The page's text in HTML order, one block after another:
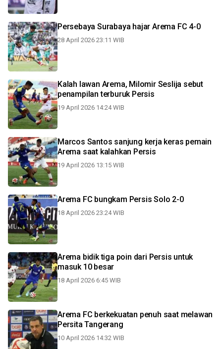
Persebaya Surabaya hajar Arema FC 4-0
28 April 2026 23:11 WIB
Kalah lawan Arema, Milomir Seslija sebut
penampilan terburuk Persis
19 April 2026 14:24 WIB
Marcos Santos sanjung kerja keras pemain
Arema saat kalahkan Persis
19 April 2026 13:15 WIB
Arema FC bungkam Persis Solo 2-0
18 April 2026 23:24 WIB
Arema bidik tiga poin dari Persis untuk
masuk 10 besar
18 April 2026 6:45 WIB
Arema FC berkekuatan penuh saat melawan
Persita Tangerang
10 April 2026 14:32 WIB